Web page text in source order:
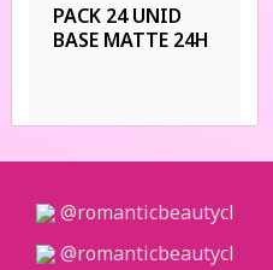
PACK 24 UNID
BASE MATTE 24H
@romanticbeautycl
@romanticbeautycl